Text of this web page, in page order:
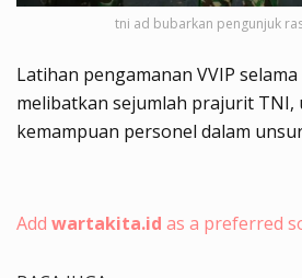
tni ad bubarkan pengunjuk
Latihan pengamanan VVIP
melibatkan sejumlah prajurit
kemampuan personel dalam
Add wartakita.id as a preferred